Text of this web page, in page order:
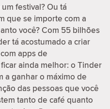
festival? Ou tá
que se importe com a
você? Com 55 bilhões
tá acostumado a criar
apps de
ainda melhor: o Tinder
a ganhar o máximo de
das pessoas que você
tanto de café quanto